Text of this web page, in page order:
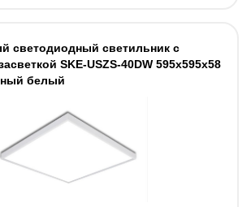
светодиодный светильник с
SKE-USZS-40DW 595x595x58
белый